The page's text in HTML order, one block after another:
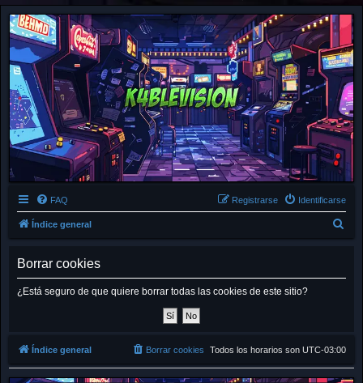
FAQ Identificarse
Registrarse
Índice general
c
Borrar cookies
¿Está seguro de que quiere borrar todas las cookies de este sitio?
Índice general Todos los horarios son UTC-03:00
Borrar cookies